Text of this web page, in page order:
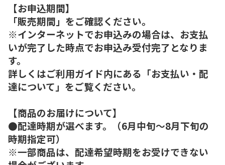
【お申込期間】
「販売期間」をご確認ください。
※インターネットでお申込みの場合は、お支払
いが完了した時点でお申込み受付完了となりま
す。
詳しくはご利用ガイド内にある「お支払い・配
達について」をご覧ください。
【商品のお届けについて】
●配達時期が選べます。（6月中旬～8月下旬の
時期指定可）
※一部商品は、配達希望時期をお受けできない